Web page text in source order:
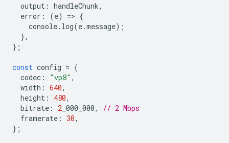
output : handleChunk,
error : (e) => {
console. log(e.message);
},
};
const config = {
codec : "vp8" ,
width : 640,
height : 480,
bitrate : 2 _000_000,
// 2 Mbps
framerate : 30,
};